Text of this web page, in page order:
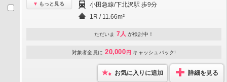
もっと見る
小田急線/下北沢駅 歩9分
1R / 11.66m²
ただいま 7人 が検討中！
対象者全員に 20,000 円 キャッシュバック!
お気に入りに追加 詳細を見る